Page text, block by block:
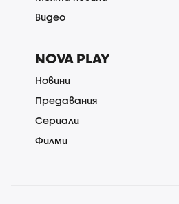
Видео
NOVA PLAY
Новини
Предавания
Сериали
Филми